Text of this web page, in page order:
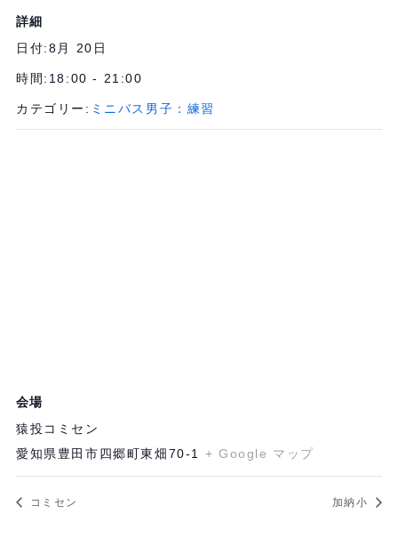
詳細
日付:8月 20日
時間: 18:00 - 21:00
カテゴリー: ミニバス男子：練習
会場
猿投コミセン
愛知県豊田市四郷町東畑70-1
+ Google マップ
コミセン 加納小